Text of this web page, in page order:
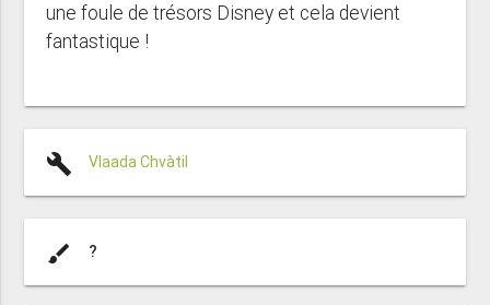
une foule de trésors Disney et cela devient
fantastique !
build Vlaada Chvàtil
brush ?